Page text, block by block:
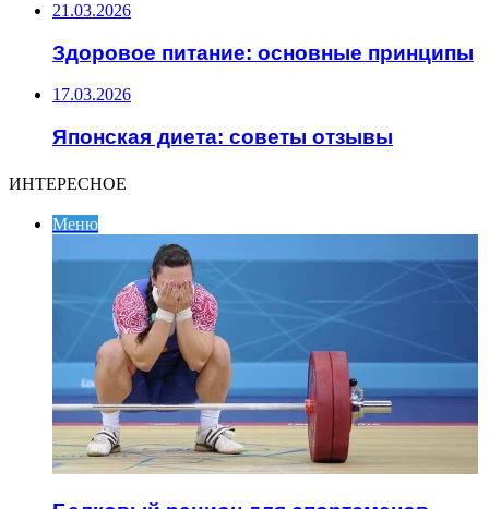
21.03.2026
Здоровое питание: основные принципы
17.03.2026
Японская диета: советы отзывы
ИНТЕРЕСНОЕ
Меню